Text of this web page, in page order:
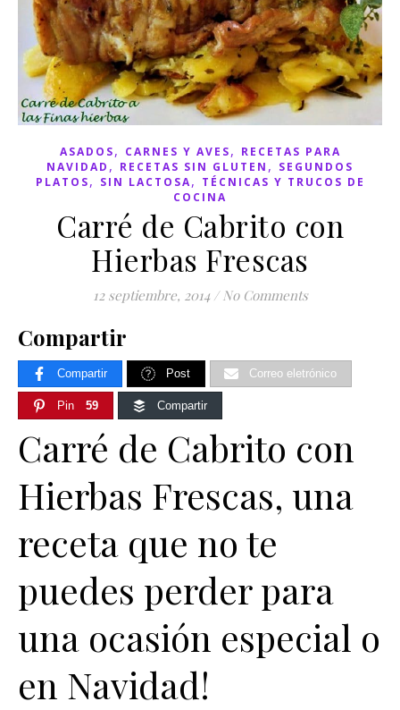
ASADOS, CARNES Y AVES, RECETAS PARA
NAVIDAD , RECETAS SIN GLUTEN , SEGUNDOS
PLATOS, SIN LACTOSA, TÉCNICAS Y TRUCOS DE
COCINA
Carré de Cabrito con
Hierbas Frescas
12 septiembre, 2014 / No Comments
Compartir
Compartir Post Correo eletrónico
Pin 59 Compartir
Carré de Cabrito con
Hierbas Frescas, una
receta que no te
puedes perder para
una ocasión especial o
en Navidad!